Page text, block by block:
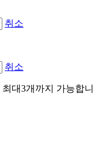
취소
취소
대3개까지 가능합니